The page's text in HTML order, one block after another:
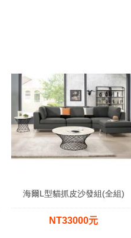
海爾L型貓抓皮沙發組(全組)
NT33000元